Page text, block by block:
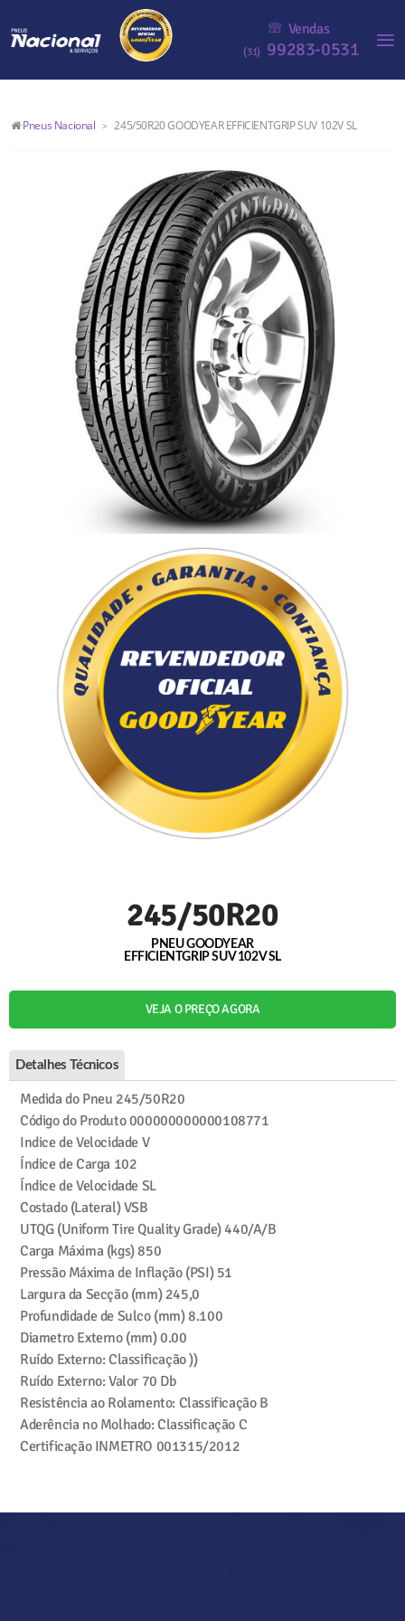
Vendas
(31) 99283-0531
Pneus Nacional > 245/50R20 GOODYEAR EFFICIENTGRIP SUV 102V SL
245/50R20
PNEU GOODYEAR
EFFICIENTGRIP SUV 102V SL
VEJA O PREÇO AGORA
Detalhes Técnicos
Medida do Pneu 245/50R20
Código do Produto000000000000108771
Indice de Velocidade V
Índice de Carga 102
Índice de Velocidade SL
Costado (Lateral)VSB
UTQG (Uniform Tire Quality Grade)440/A/B
Carga Máxima (kgs)850
Pressão Máxima de Inflação (PSI) 51
Largura da Secção (mm) 245,0
Profundidade de Sulco (mm)8.100
Diametro Externo (mm)0.00
Ruído Externo: Classificação))
Ruído Externo: Valor 70 Db
Resistência ao Rolamento: Classificação B
Aderência no Molhado: Classificação C
Certificação INMETRO 001315/2012